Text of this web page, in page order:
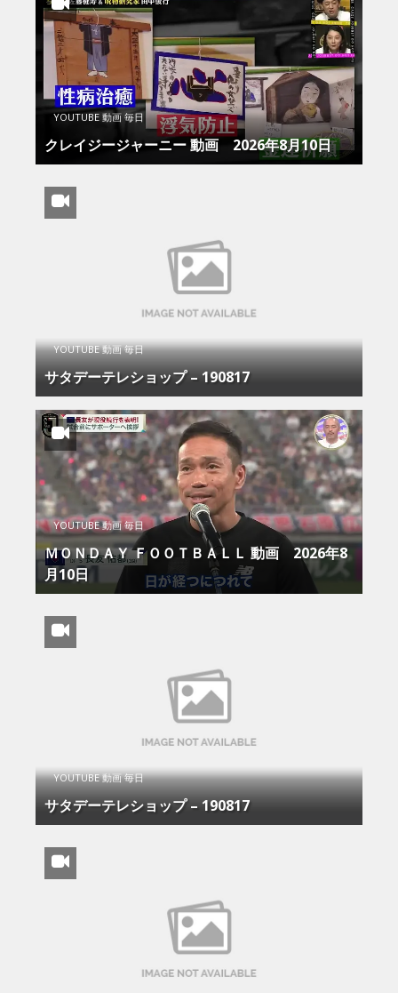
YOUTUBE 動画 毎日
クレイジージャーニー 動画 2026年8月10日
YOUTUBE 動画 毎日
サタデーテレショップ – 190817
YOUTUBE 動画 毎日
ＭＯＮＤＡＹ ＦＯＯＴＢＡＬＬ 動画 2026年8
月10日
YOUTUBE 動画 毎日
サタデーテレショップ – 190817